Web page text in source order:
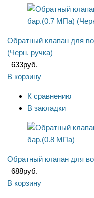
Обратный клапан для
(Черн. ручка)
633руб.
В корзину
К сравнению
В закладки
Обратный клапан для
688руб.
В корзину